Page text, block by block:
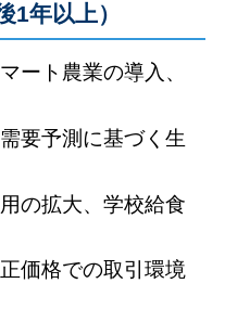
1年以上）
マート農業の導入、
要予測に基づく生
用の拡大、学校給食
価格での取引環境